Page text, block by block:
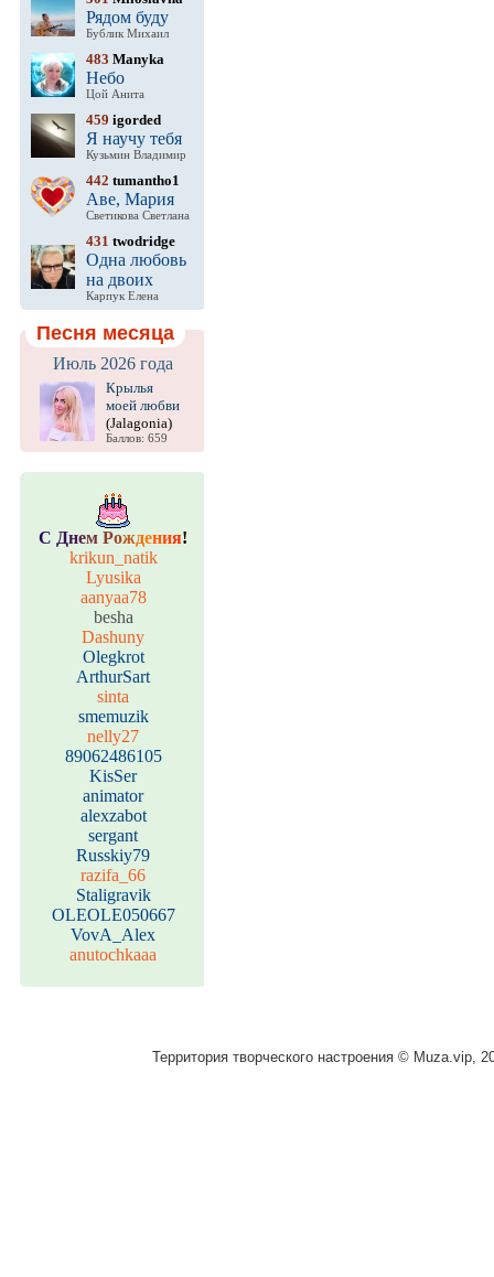
Рядом буду
Бублик Михаил
483 Manyka
Небо
Цой Анита
459 igorded
Я научу тебя
Кузьмин Владимир
442 tumantho1
Аве, Мария
Светикова Светлана
431 twodridge
Одна любовь
на двоих
Карпук Елена
Песня месяца
Июль 2026 года
Крылья
моей любви
(Jalagonia)
Баллов: 659
С Днем Рождения!
krikun_natik
Lyusika
aanyaa78
besha
Dashuny
Olegkrot
ArthurSart
sinta
smemuzik
nelly27
89062486105
KisSer
animator
alexzabot
sergant
Russkiy79
razifa_66
Staligravik
OLEOLE050667
VovA_Alex
anutochkaaa
Территория творческого настроения © Muza.vip,